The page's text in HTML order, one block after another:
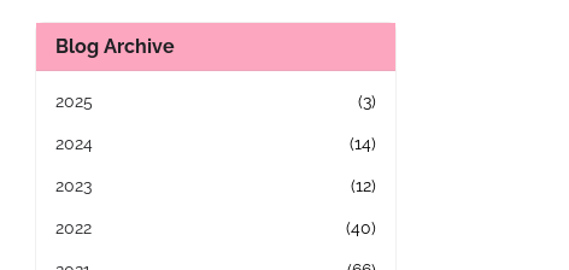
Blog Archive
2025 (3)
2024 (14)
2023 (12)
2022 (40)